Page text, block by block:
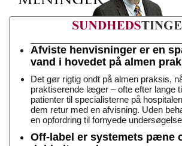
Afviste henvisninger er en
vand i hovedet på almen
Det gør rigtig ondt på almen praksis,
praktiserende læger – ofte efter lange
patienter til specialisterne på
dem retur med en afvisning. Uden
en opfordring til fornyede
Off-label er systemets pæne